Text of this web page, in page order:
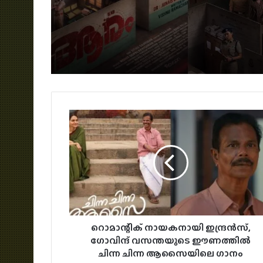
അന്വേഷണവും നിറച്ച്
‘ആര’ത്തിന്റെ ഫസ്റ്റ്
പോസ്റ്റര്‍
വാർഷികം;
ജോൺപോളും വീണ്ടും
ഒന്നിക്കുന്നു
റൊമാന്റിക് നായകനായി ഇന്ദ്രൻസ്,
ഗോവിന്ദ് വസന്തയുടെ ഈണത്തിൽ
ചിന്ന ചിന്ന ആസൈയിലെ ഗാനം